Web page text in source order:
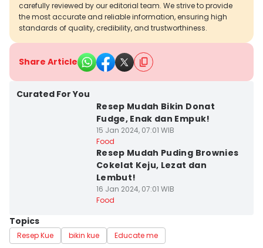
carefully reviewed by our editorial team. We strive to provide
the most accurate and reliable information, ensuring high
standards of quality, credibility, and trustworthiness.
Share Article
Curated For You
Resep Mudah Bikin Donat
Fudge, Enak dan Empuk!
15 Jan 2024, 07:01 WIB
Food
Resep Mudah Puding Brownies
Cokelat Keju, Lezat dan
Lembut!
16 Jan 2024, 07:01 WIB
Food
Topics
Resep Kue bikin kue Educate me